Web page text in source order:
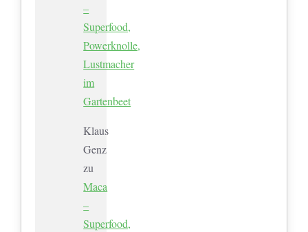
–
Superfood,
Powerknolle,
Lustmacher
im
Gartenbeet
Klaus
Genz
zu
Maca
–
Superfood,